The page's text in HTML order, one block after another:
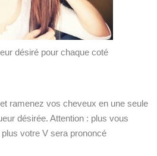
désiré pour chaque coté
ramenez vos cheveux en une seule
désirée. Attention : plus vous
votre V sera prononcé.